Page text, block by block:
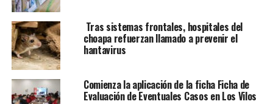
Tras sistemas frontales, hospitales del
choapa refuerzan llamado a prevenir el
hantavirus
Comienza la aplicación de la ficha Ficha de
Evaluación de Eventuales Casos en Los Vilos